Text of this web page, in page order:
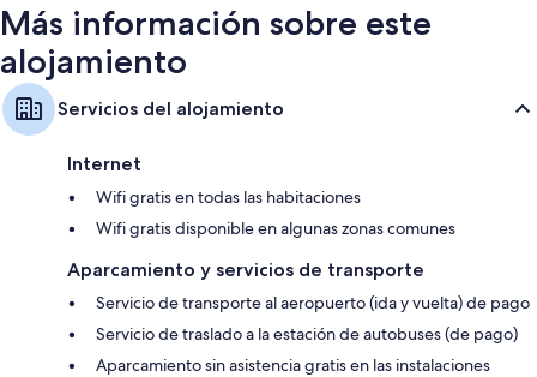
Más información sobre este
alojamiento
Servicios del alojamiento
Internet
Wifi gratis en todas las habitaciones
Wifi gratis disponible en algunas zonas comunes
Aparcamiento y servicios de transporte
Servicio de transporte al aeropuerto (ida y vuelta) de pago
Servicio de traslado a la estación de autobuses (de pago)
Aparcamiento sin asistencia gratis en las instalaciones